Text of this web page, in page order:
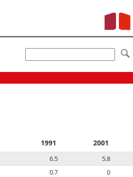
1991 2001
6.5 5.8
0.7 0